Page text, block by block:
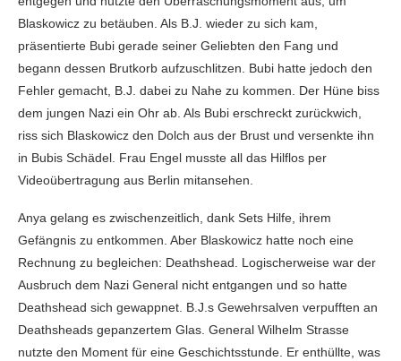
Blaskowicz zu betäuben. Als B.J. wieder zu sich kam,
präsentierte Bubi gerade seiner Geliebten den Fang und
begann dessen Brutkorb aufzuschlitzen. Bubi hatte jedoch den
Fehler gemacht, B.J. dabei zu Nahe zu kommen. Der Hüne biss
dem jungen Nazi ein Ohr ab. Als Bubi erschreckt zurückwich,
riss sich Blaskowicz den Dolch aus der Brust und versenkte ihn
in Bubis Schädel. Frau Engel musste all das Hilflos per
Videoübertragung aus Berlin mitansehen.
Anya gelang es zwischenzeitlich, dank Sets Hilfe, ihrem
Gefängnis zu entkommen. Aber Blaskowicz hatte noch eine
Rechnung zu begleichen: Deathshead. Logischerweise war der
Ausbruch dem Nazi General nicht entgangen und so hatte
Deathshead sich gewappnet. B.J.s Gewehrsalven verpufften an
Deathsheads gepanzertem Glas. General Wilhelm Strasse
nutzte den Moment für eine Geschichtsstunde. Er enthüllte, was